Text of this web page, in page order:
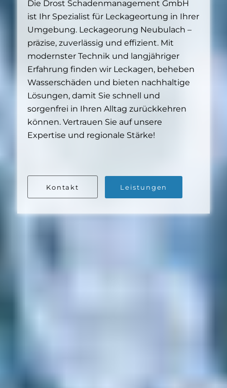
Die Drost Schadenmanagement GmbH
ist Ihr Spezialist für Leckageortung in Ihrer
Umgebung. Leckageorung Neubulach –
präzise, zuverlässig und effizient. Mit
modernster Technik und langjähriger
Erfahrung finden wir Leckagen, beheben
Wasserschäden und bieten nachhaltige
Lösungen, damit Sie schnell und
sorgenfrei in Ihren Alltag zurückkehren
können. Vertrauen Sie auf unsere
Expertise und regionale Stärke!
Kontakt Leistungen